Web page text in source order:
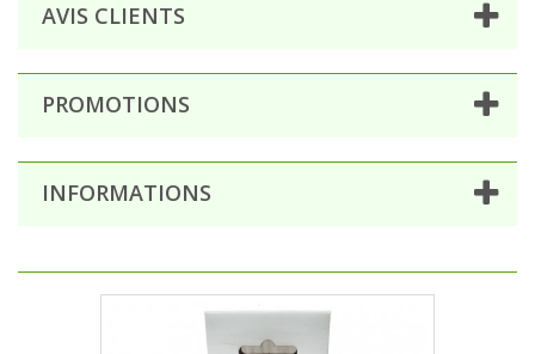
AVIS CLIENTS
PROMOTIONS
INFORMATIONS